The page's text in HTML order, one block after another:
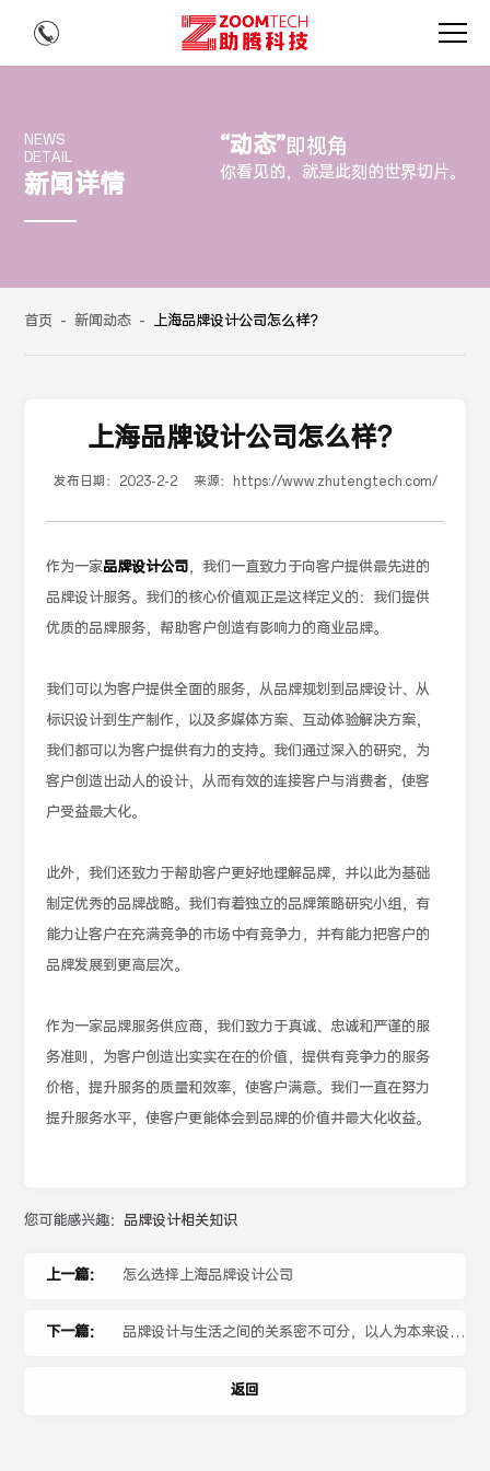
NEWS
DETAIL
新闻详情
“动态”即视角
你看见的，就是此刻的世界切片。
首页 - 新闻动态 - 上海品牌设计公司怎么样？
上海品牌设计公司怎么样？
发布日期： 2023-2-2 来源： https://www.zhutengtech.com/
作为一家品牌设计公司，我们一直致力于向客户提供最先进的
品牌设计服务。我们的核心价值观正是这样定义的：我们提供
优质的品牌服务，帮助客户创造有影响力的商业品牌。
我们可以为客户提供全面的服务，从品牌规划到品牌设计、从
标识设计到生产制作，以及多媒体方案、互动体验解决方案，
我们都可以为客户提供有力的支持。我们通过深入的研究，为
客户创造出动人的设计，从而有效的连接客户与消费者，使客
户受益最大化。
此外，我们还致力于帮助客户更好地理解品牌，并以此为基础
制定优秀的品牌战略。我们有着独立的品牌策略研究小组，有
能力让客户在充满竞争的市场中有竞争力，并有能力把客户的
品牌发展到更高层次。
作为一家品牌服务供应商，我们致力于真诚、忠诚和严谨的服
务准则，为客户创造出实实在在的价值，提供有竞争力的服务
价格，提升服务的质量和效率，使客户满意。我们一直在努力
提升服务水平，使客户更能体会到品牌的价值并最大化收益。
您可能感兴趣： 品牌设计相关知识
上一篇： 怎么选择上海品牌设计公司
下一篇： 品牌设计与生活之间的关系密不可分，以人为本来设计
返回